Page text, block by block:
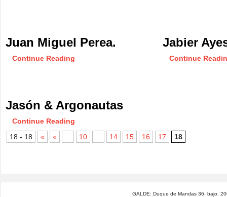
Juan Miguel Perea.
Continue Reading
Jabier
Continue
Jasón & Argonautas
Continue Reading
18 - 18
« « 10 14 15 16 17 18
GALDE: Duque de Mandas 36, bajo.